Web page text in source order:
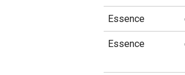
Essence
Essence